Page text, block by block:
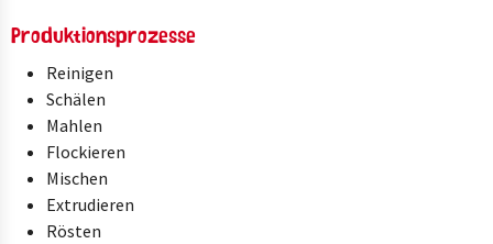
Produktionsprozesse
Reinigen
Schälen
Mahlen
Flockieren
Mischen
Extrudieren
Rösten